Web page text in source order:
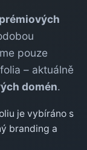
pouze
– aktuálně
domén.
je vybíráno s
branding a